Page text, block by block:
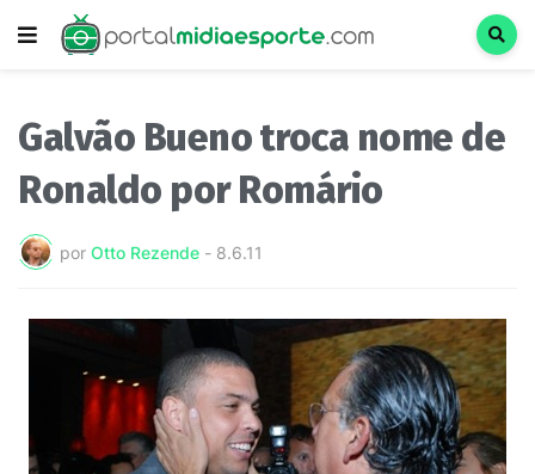
Galvão Bueno troca nome de
Ronaldo por Romário
por Otto Rezende - 8.6.11